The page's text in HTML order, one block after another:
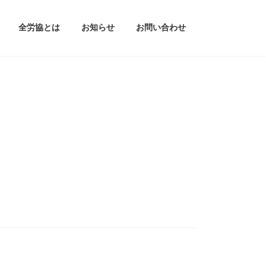
全労協とは お知らせ お問い合わせ